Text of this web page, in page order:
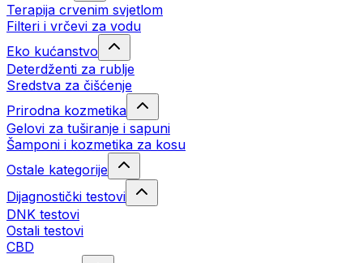
Terapija crvenim svjetlom
Filteri i vrčevi za vodu
Eko kućanstvo
Deterdženti za rublje
Sredstva za čišćenje
Prirodna kozmetika
Gelovi za tuširanje i sapuni
Šamponi i kozmetika za kosu
Ostale kategorije
Dijagnostički testovi
DNK testovi
Ostali testovi
CBD